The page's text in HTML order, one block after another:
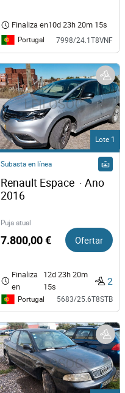
Finaliza en10d 23h 20m 15s
Portugal 7998/24.1T8VNF
Lote 1
Subasta en línea
Renault Espace  · Ano
2016
Puja atual
7.800,00 € Ofertar
Finaliza
en
12d 23h 20m
15s
2
Portugal 5683/25.6T8STB